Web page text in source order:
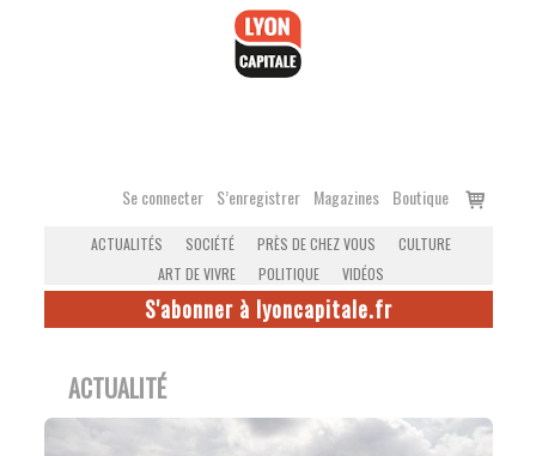
Se connecter S’enregistrer Magazines Boutique
Voir
ACTUALITÉS SOCIÉTÉ PRÈS DE CHEZ VOUS
CULTURE
ART DE VIVRE
POLITIQUE VIDÉOS
S'abonner à lyoncapitale.fr
ACTUALITÉ